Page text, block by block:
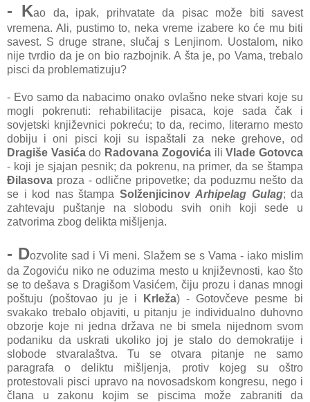
- Kao da, ipak, prihvatate da pisac može biti savest
vremena. Ali, pustimo to, neka vreme izabere ko će mu biti
savest. S druge strane, slučaj s Lenjinom. Uostalom, niko
nije tvrdio da je on bio razbojnik. A šta je, po Vama, trebalo
pisci da problematizuju?
- Evo samo da nabacimo onako ovlašno neke stvari koje su
mogli pokrenuti: rehabilitacije pisaca, koje sada čak i
sovjetski književnici pokreću; to da, recimo, literarno mesto
dobiju i oni pisci koji su ispaštali za neke grehove, od
Dragiše Vasićado Radovana ZogovićailiVlade Gotovca
- koji je sjajan pesnik; da pokrenu, na primer, da se štampa
Đilasova proza - odlične pripovetke; da poduzmu nešto da
se i kod nas štampa Solženjicinov Arhipelag Gulag; da
zahtevaju puštanje na slobodu svih onih koji sede u
zatvorima zbog delikta mišljenja.
- Dozvolite sad i Vi meni. Slažem se s Vama - iako mislim
da Zogoviću niko ne oduzima mesto u književnosti, kao što
se to dešava s Dragišom Vasićem, čiju prozu i danas mnogi
poštuju (poštovao ju je i
Krleža) - Gotovčeve pesme bi
svakako trebalo objaviti, u pitanju je individualno duhovno
obzorje koje ni jedna država ne bi smela nijednom svom
podaniku da uskrati ukoliko joj je stalo do demokratije i
slobode stvaralaštva. Tu se otvara pitanje ne samo
paragrafa o deliktu mišljenja, protiv kojeg su oštro
protestovali pisci upravo na novosadskom kongresu, nego i
člana u zakonu kojim se piscima može zabraniti da